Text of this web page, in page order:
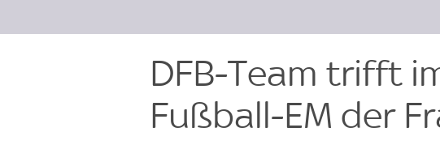
DFB-Team trifft
Fußball-EM der